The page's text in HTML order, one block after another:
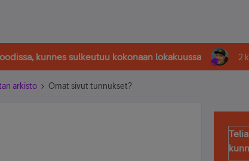
kunnes sulkeutuu kokonaan lokakuussa 2
arkisto Omat sivut tunnukset?